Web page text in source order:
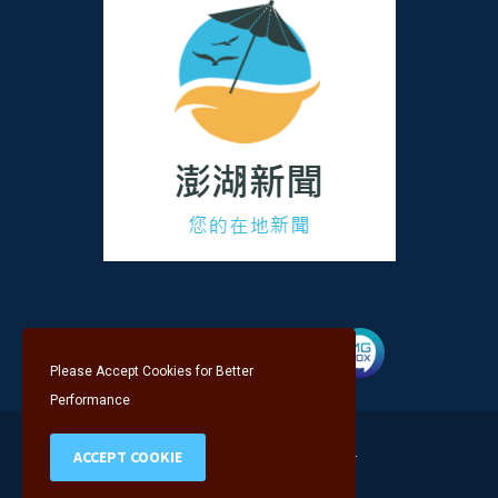
PenghuNewsCopyright @2024.
Please Accept Cookies for Better
Performance
ACCEPT COOKIE